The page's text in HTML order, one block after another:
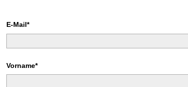
E-Mail*
Vorname*